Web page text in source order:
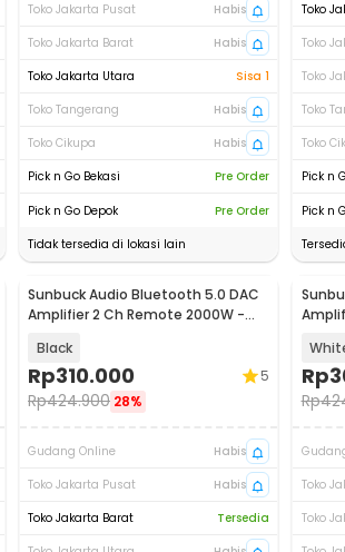
Toko Jakarta Pusat
Habis
Toko Jakarta Barat
Habis
Toko Jakarta Utara
Sisa 1
Toko Tangerang
Habis
Toko Cikupa
Habis
Pick n Go Bekasi
Pre Order
Pick n Go Depok
Pre Order
Tidak tersedia di lokasi lain
Toko
Toko
Toko
Toko
Toko
Pick n
Pick n
Sunbuck Audio Bluetooth 5.0 DAC
Amplifier 2 Ch Remote 2000W -
Black
Rp310.000
Rp424.900 28%
5
Gudang Online
Habis
Toko Jakarta Pusat
Habis
Toko Jakarta Barat
Tersedia
Rp
Rp
Toko
Toko